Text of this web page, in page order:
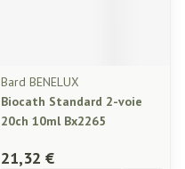
Bard BENELUX
Biocath Standard 2-voie
20ch 10ml Bx2265
21,32 €